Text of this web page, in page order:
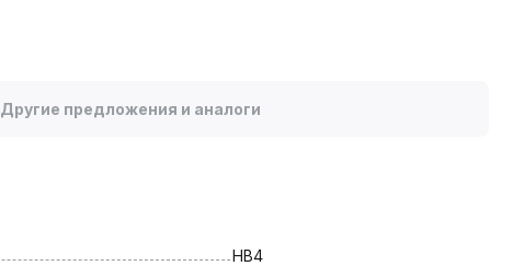
Другие предложения и аналоги
HB4